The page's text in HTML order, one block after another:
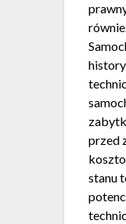
przed
stanu